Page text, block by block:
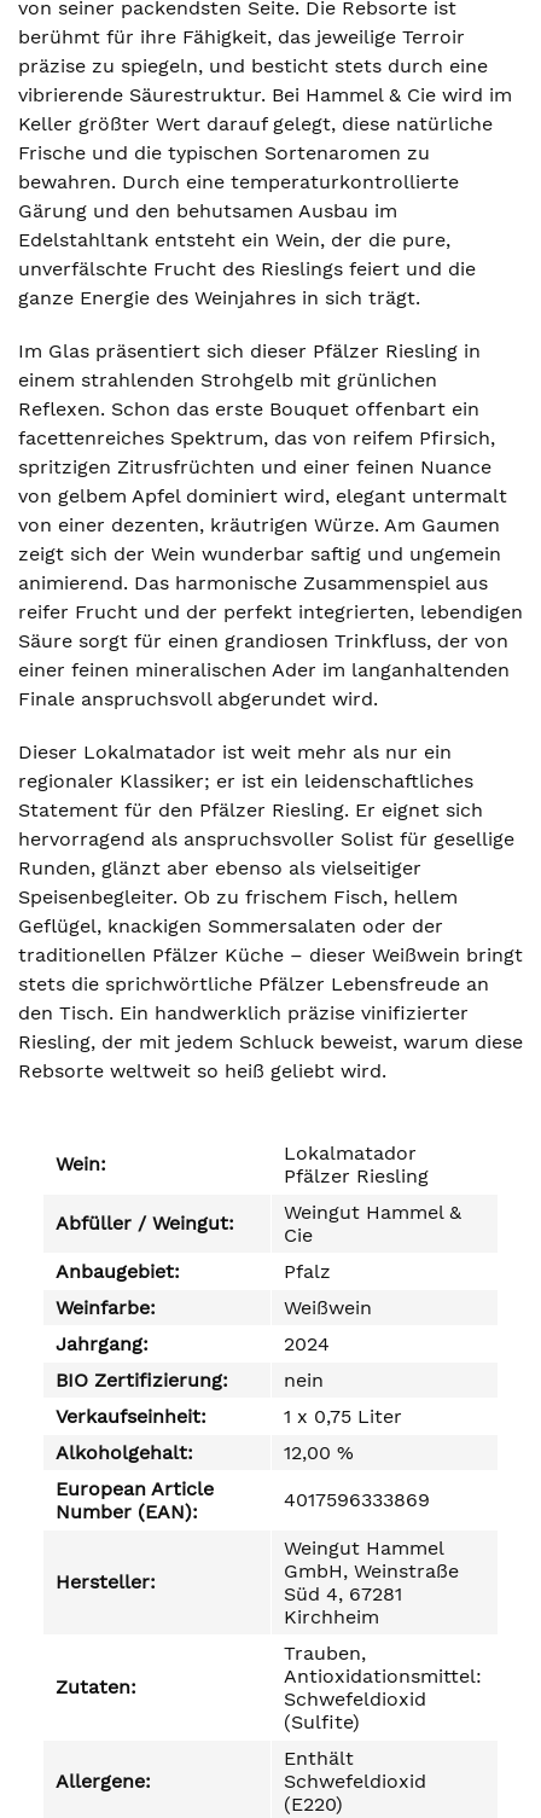
von seiner packendsten Seite. Die Rebsorte ist
berühmt für ihre Fähigkeit, das jeweilige Terroir
präzise zu spiegeln, und besticht stets durch eine
vibrierende Säurestruktur. Bei Hammel & Cie wird im
Keller größter Wert darauf gelegt, diese natürliche
Frische und die typischen Sortenaromen zu
bewahren. Durch eine temperaturkontrollierte
Gärung und den behutsamen Ausbau im
Edelstahltank entsteht ein Wein, der die pure,
unverfälschte Frucht des Rieslings feiert und die
ganze Energie des Weinjahres in sich trägt.
Im Glas präsentiert sich dieser Pfälzer Riesling in
einem strahlenden Strohgelb mit grünlichen
Reflexen. Schon das erste Bouquet offenbart ein
facettenreiches Spektrum, das von reifem Pfirsich,
spritzigen Zitrusfrüchten und einer feinen Nuance
von gelbem Apfel dominiert wird, elegant untermalt
von einer dezenten, kräutrigen Würze. Am Gaumen
zeigt sich der Wein wunderbar saftig und ungemein
animierend. Das harmonische Zusammenspiel aus
reifer Frucht und der perfekt integrierten, lebendigen
Säure sorgt für einen grandiosen Trinkfluss, der von
einer feinen mineralischen Ader im langanhaltenden
Finale anspruchsvoll abgerundet wird.
Dieser Lokalmatador ist weit mehr als nur ein
regionaler Klassiker; er ist ein leidenschaftliches
Statement für den Pfälzer Riesling. Er eignet sich
hervorragend als anspruchsvoller Solist für gesellige
Runden, glänzt aber ebenso als vielseitiger
Speisenbegleiter. Ob zu frischem Fisch, hellem
Geflügel, knackigen Sommersalaten oder der
traditionellen Pfälzer Küche – dieser Weißwein bringt
stets die sprichwörtliche Pfälzer Lebensfreude an
den Tisch. Ein handwerklich präzise vinifizierter
Riesling, der mit jedem Schluck beweist, warum diese
Rebsorte weltweit so heiß geliebt wird.
Wein:
Lokalmatador
Pfälzer Riesling
Abfüller / Weingut:
Weingut Hammel &
Cie
Anbaugebiet:
Pfalz
Weinfarbe:
Weißwein
Jahrgang:
2024
BIO Zertifizierung:
nein
Verkaufseinheit:
1 x 0,75 Liter
Alkoholgehalt:
12,00 %
European Article
Number (EAN):
4017596333869
Hersteller:
Weingut Hammel
GmbH, Weinstraße
Süd 4, 67281
Kirchheim
Zutaten:
Trauben,
Antioxidationsmittel:
Schwefeldioxid
(Sulfite)
Allergene:
Enthält
Schwefeldioxid
(E220)